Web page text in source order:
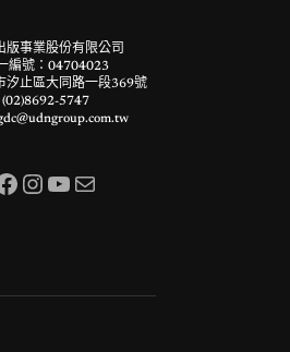
版事業股份有限公司
編號：04704023
汐止區大同路一段369號
(02)8692-5747
InstagramYouTube 電子郵件